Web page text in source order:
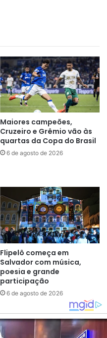
Maiores campeões,
Cruzeiro e Grêmio vão às
quartas da Copa do Brasil
6 de agosto de 2026
Flipelô começa em
Salvador com música,
poesia e grande
participação
6 de agosto de 2026